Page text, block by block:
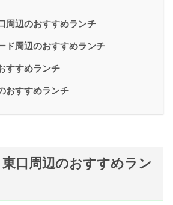
周辺のおすすめランチ
ド周辺のおすすめランチ
すすめランチ
おすすめランチ
口周辺のおすすめラン